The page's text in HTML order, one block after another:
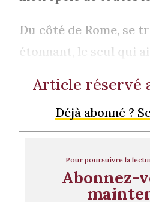
Du côté de Rome, se
étonnant, le seul qui
Article réservé
Déjà abonné ?
Pour poursuivre la
Abonnez-